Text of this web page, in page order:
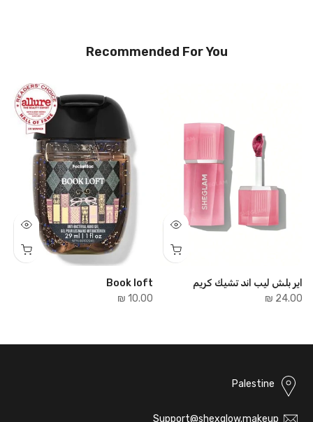
Recommended For You
اير بلش ليب اند تشيك كريم
24.00 ₪
Book loft
10.00 ₪
Palestine
Support@shexglow.makeup